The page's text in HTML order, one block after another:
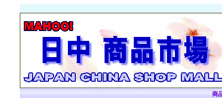
商